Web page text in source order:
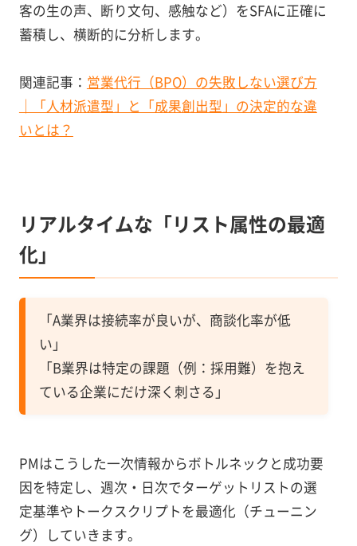
客の生の声、断り文句、感触など）をSFAに正確に
蓄積し、横断的に分析します。
関連記事： 営業代行（BPO）の失敗しない選び方
｜「人材派遣型」と「成果創出型」の決定的な違
いとは？
リアルタイムな「リスト属性の最適
化」
「A業界は接続率が良いが、商談化率が低
い」
「B業界は特定の課題（例：採用難）を抱え
ている企業にだけ深く刺さる」
PMはこうした一次情報からボトルネックと成功要
因を特定し、週次・日次でターゲットリストの選
定基準やトークスクリプトを最適化（チューニン
グ）していきます。